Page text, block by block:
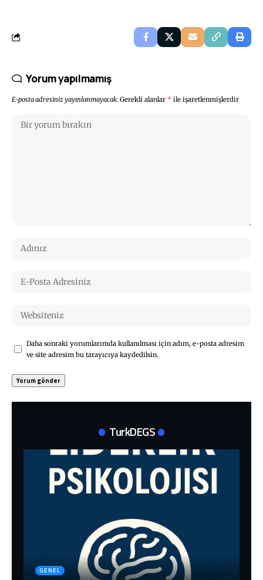
Yorum yapılmamış
E-posta adresiniz yayınlanmayacak. Gerekli alanlar * ile işaretlenmişlerdir
Daha sonraki yorumlarımda kullanılması için adım, e-posta adresim
ve site adresim bu tarayıcıya kaydedilsin.
TurkDEGS
GENEL